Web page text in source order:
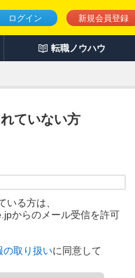
ログイン 新規会員登録
転職ノウハウ
ていない方
る方は、
からのメール受信を許可
の取り扱いに同意して